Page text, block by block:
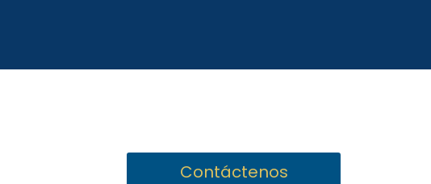
Contáctenos